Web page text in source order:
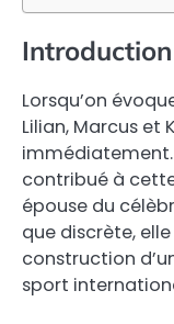
Introduction
Lorsqu’on
Lilian, Marcus et
immédiatement.
contribué à
épouse du
que discrète,
construction
sport